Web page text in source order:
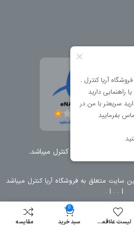
نزد شرکت اریا کنترل میباشد.
لیست علاقمندی
0
سبد خرید مقایسه
متعلق به فروشگاه آریا کنترل ميباشد
|
. .
| .